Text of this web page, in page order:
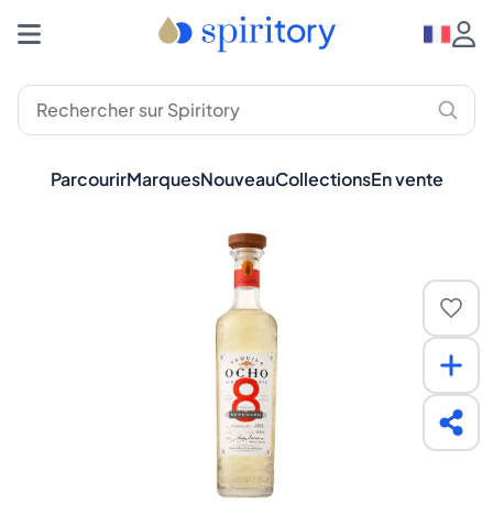
ParcourirMarquesNouveauCollectionsEn vente